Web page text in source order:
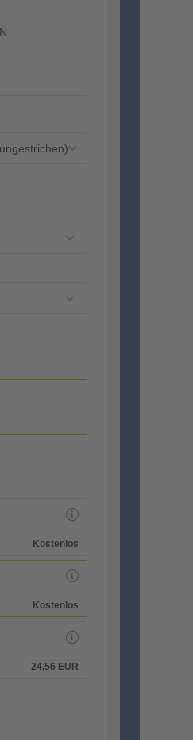
Kostenlos
Kostenlos
24,56 EUR